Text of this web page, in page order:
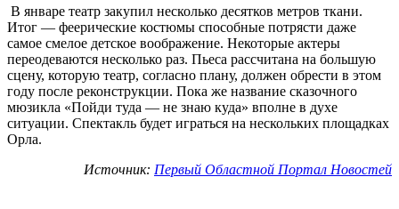
В январе театр закупил несколько десятков метров ткани.
Итог — феерические костюмы способные потрясти даже
самое смелое детское воображение. Некоторые актеры
переодеваются несколько раз. Пьеса рассчитана на большую
сцену, которую театр, согласно плану, должен обрести в этом
году после реконструкции. Пока же название сказочного
мюзикла «Пойди туда — не знаю куда» вполне в духе
ситуации. Спектакль будет играться на нескольких площадках
Орла.
Источник: Первый Областной Портал Новостей